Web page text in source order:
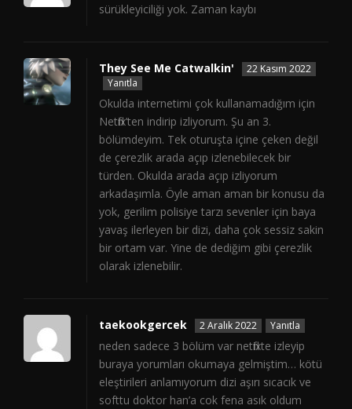
sürükleyiciliği yok. Zaman kaybı
They See Me Catwalkin'
22 Kasım 2022
Yanıtla
Okulda internetimi çok kullanamadığım için
Netflix’ten indirip izliyorum. Şu an 3.
bölümdeyim. Tek oturuşta içine çeken değil
de çerezlik arada açıp izlenebilecek bir
türden. Okulda arada açıp izliyorum
arkadaşımla. Öyle aman aman bir konusu da
yok, gerilim polisiye tarzı sevenler için baya
yavaş ilerleyen bir dizi, daha çok sessiz sakin
bir ortam var. Yine de dediğim gibi çerezlik
olarak izlenebilir.
taekookgercek 2 Aralık 2022 Yanıtla
neden sadece 3 bölüm var netflixte izleyip
buraya yorumları okumaya gelmiştim… kötü
eleştirileri anlamıyorum dizi aşırı sıcacık ve
softtu doktor han’a cok fena asık oldum